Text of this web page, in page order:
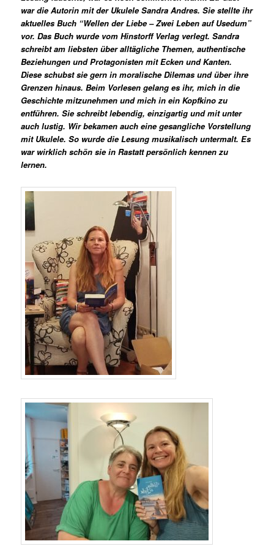
war die Autorin mit der Ukulele Sandra Andres. Sie stellte ihr
aktuelles Buch “Wellen der Liebe – Zwei Leben auf Usedum”
vor. Das Buch wurde vom Hinstorff Verlag verlegt. Sandra
schreibt am liebsten über alltägliche Themen, authentische
Beziehungen und Protagonisten mit Ecken und Kanten.
Diese schubst sie gern in moralische Dilemas und über ihre
Grenzen hinaus. Beim Vorlesen gelang es ihr, mich in die
Geschichte mitzunehmen und mich in ein Kopfkino zu
entführen. Sie schreibt lebendig, einzigartig und mit unter
auch lustig. Wir bekamen auch eine gesangliche Vorstellung
mit Ukulele. So wurde die Lesung musikalisch untermalt. Es
war wirklich schön sie in Rastatt persönlich kennen zu
lernen.